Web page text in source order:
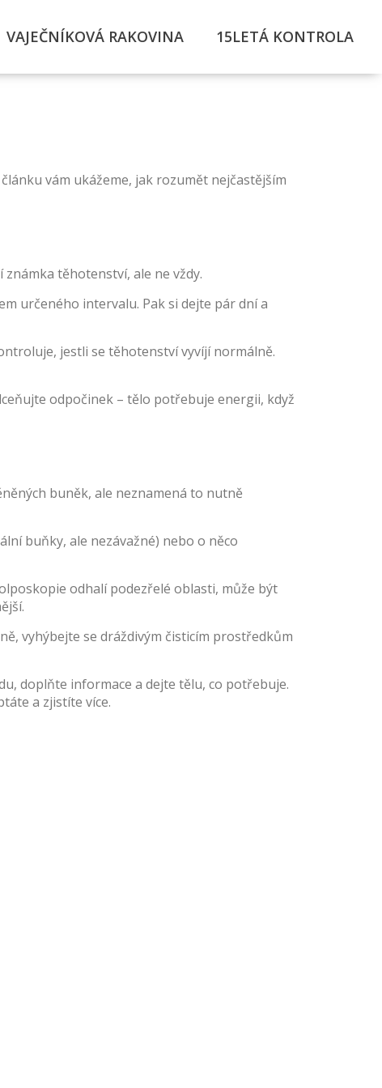
VAJEČNÍKOVÁ RAKOVINA 15LETÁ KONTROLA
vám ukážeme, jak rozumět nejčastějším
těhotenství, ale ne vždy.
určeného intervalu. Pak si dejte pár dní a
jestli se těhotenství vyvíjí normálně.
odpočinek – tělo potřebuje energii, když
buněk, ale neznamená to nutně
buňky, ale nezávažné) nebo o něco
odhalí podezřelé oblasti, může být
vyhýbejte se dráždivým čisticím prostředkům
doplňte informace a dejte tělu, co potřebuje.
a zjistíte více.